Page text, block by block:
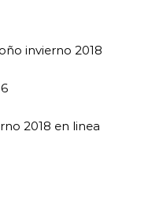
invierno 2018
2018 en linea